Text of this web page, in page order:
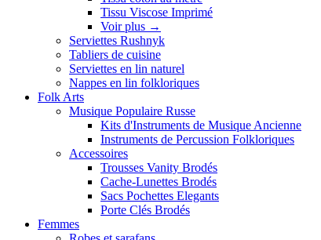
Tissu Viscose Imprimé
Voir plus →
Serviettes Rushnyk
Tabliers de cuisine
Serviettes en lin naturel
Nappes en lin folkloriques
Folk Arts
Musique Populaire Russe
Kits d'Instruments de Musique Ancienne
Instruments de Percussion Folkloriques
Accessoires
Trousses Vanity Brodés
Cache-Lunettes Brodés
Sacs Pochettes Elegants
Porte Clés Brodés
Femmes